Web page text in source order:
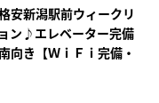
安新潟駅前ウィークリ
ン♪エレベーター完備
き【ＷｉＦｉ完備・